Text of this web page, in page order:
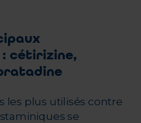
cétirizine,
les plus utilisés contre
se